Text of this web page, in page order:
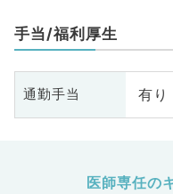
手当/福利厚生
通勤手当 有り
医師専任の